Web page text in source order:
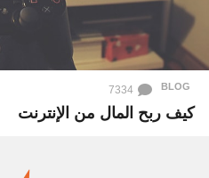
BLOG
7334
كيف ربح المال من الإنترنت